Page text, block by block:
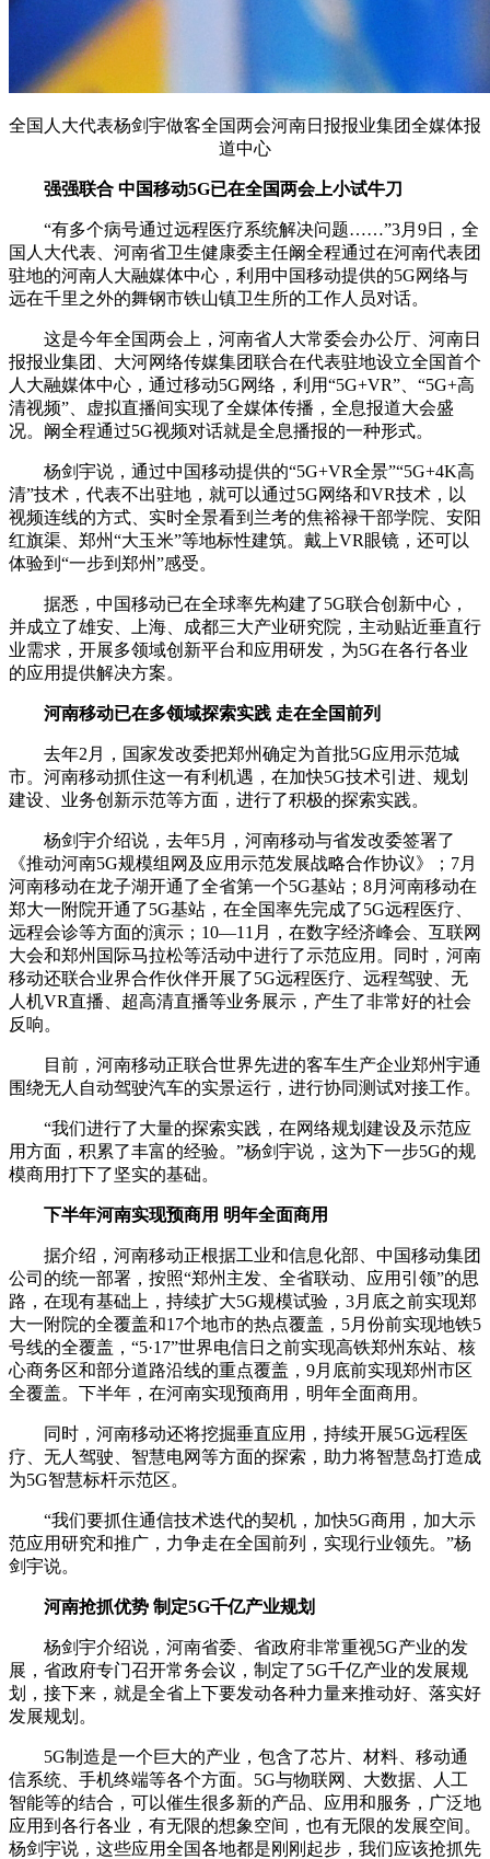
全国人大代表杨剑宇做客全国两会河南日报报业集团全媒体报
道中心
强强联合 中国移动5G已在全国两会上小试牛刀
“有多个病号通过远程医疗系统解决问题……”3月9日，全
国人大代表、河南省卫生健康委主任阚全程通过在河南代表团
驻地的河南人大融媒体中心，利用中国移动提供的5G网络与
远在千里之外的舞钢市铁山镇卫生所的工作人员对话。
这是今年全国两会上，河南省人大常委会办公厅、河南日
报报业集团、大河网络传媒集团联合在代表驻地设立全国首个
人大融媒体中心，通过移动5G网络，利用“5G+VR”、“5G+高
清视频”、虚拟直播间实现了全媒体传播，全息报道大会盛
况。阚全程通过5G视频对话就是全息播报的一种形式。
杨剑宇说，通过中国移动提供的“5G+VR全景”“5G+4K高
清”技术，代表不出驻地，就可以通过5G网络和VR技术，以
视频连线的方式、实时全景看到兰考的焦裕禄干部学院、安阳
红旗渠、郑州“大玉米”等地标性建筑。戴上VR眼镜，还可以
体验到“一步到郑州”感受。
据悉，中国移动已在全球率先构建了5G联合创新中心，
并成立了雄安、上海、成都三大产业研究院，主动贴近垂直行
业需求，开展多领域创新平台和应用研发，为5G在各行各业
的应用提供解决方案。
河南移动已在多领域探索实践 走在全国前列
去年2月，国家发改委把郑州确定为首批5G应用示范城
市。河南移动抓住这一有利机遇，在加快5G技术引进、规划
建设、业务创新示范等方面，进行了积极的探索实践。
杨剑宇介绍说，去年5月，河南移动与省发改委签署了
《推动河南5G规模组网及应用示范发展战略合作协议》；7月
河南移动在龙子湖开通了全省第一个5G基站；8月河南移动在
郑大一附院开通了5G基站，在全国率先完成了5G远程医疗、
远程会诊等方面的演示；10—11月，在数字经济峰会、互联网
大会和郑州国际马拉松等活动中进行了示范应用。同时，河南
移动还联合业界合作伙伴开展了5G远程医疗、远程驾驶、无
人机VR直播、超高清直播等业务展示，产生了非常好的社会
反响。
目前，河南移动正联合世界先进的客车生产企业郑州宇通
围绕无人自动驾驶汽车的实景运行，进行协同测试对接工作。
“我们进行了大量的探索实践，在网络规划建设及示范应
用方面，积累了丰富的经验。”杨剑宇说，这为下一步5G的规
模商用打下了坚实的基础。
下半年河南实现预商用 明年全面商用
据介绍，河南移动正根据工业和信息化部、中国移动集团
公司的统一部署，按照“郑州主发、全省联动、应用引领”的思
路，在现有基础上，持续扩大5G规模试验，3月底之前实现郑
大一附院的全覆盖和17个地市的热点覆盖，5月份前实现地铁5
号线的全覆盖，“5·17”世界电信日之前实现高铁郑州东站、核
心商务区和部分道路沿线的重点覆盖，9月底前实现郑州市区
全覆盖。下半年，在河南实现预商用，明年全面商用。
同时，河南移动还将挖掘垂直应用，持续开展5G远程医
疗、无人驾驶、智慧电网等方面的探索，助力将智慧岛打造成
为5G智慧标杆示范区。
“我们要抓住通信技术迭代的契机，加快5G商用，加大示
范应用研究和推广，力争走在全国前列，实现行业领先。”杨
剑宇说。
河南抢抓优势 制定5G千亿产业规划
杨剑宇介绍说，河南省委、省政府非常重视5G产业的发
展，省政府专门召开常务会议，制定了5G千亿产业的发展规
划，接下来，就是全省上下要发动各种力量来推动好、落实好
发展规划。
5G制造是一个巨大的产业，包含了芯片、材料、移动通
信系统、手机终端等各个方面。5G与物联网、大数据、人工
智能等的结合，可以催生很多新的产品、应用和服务，广泛地
应用到各行各业，有无限的想象空间，也有无限的发展空间。
杨剑宇说，这些应用全国各地都是刚刚起步，我们应该抢抓先